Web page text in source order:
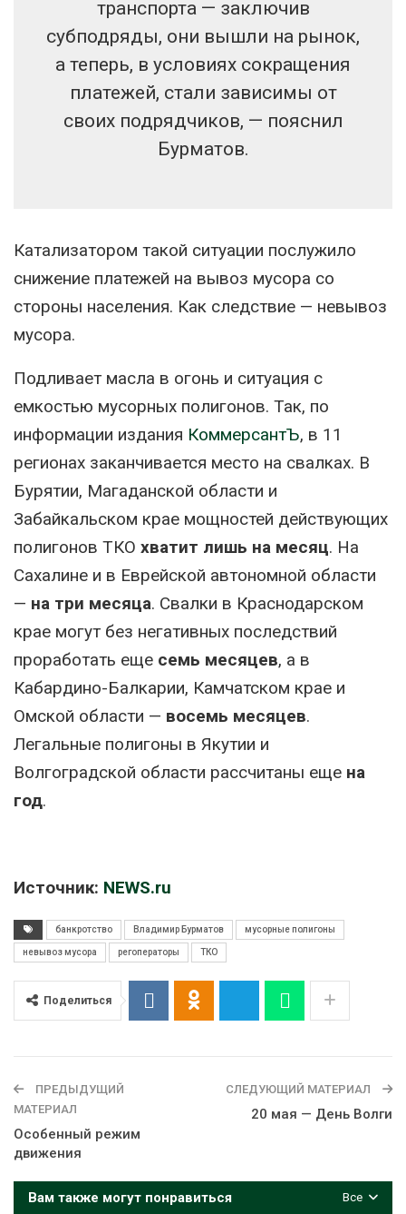
транспорта — заключив
субподряды, они вышли на рынок,
а теперь, в условиях сокращения
платежей, стали зависимы от
своих подрядчиков, — пояснил
Бурматов.
Катализатором такой ситуации послужило
снижение платежей на вывоз мусора со
стороны населения. Как следствие — невывоз
мусора.
Подливает масла в огонь и ситуация с
емкостью мусорных полигонов. Так, по
информации издания КоммерсантЪ, в 11
регионах заканчивается место на свалках. В
Бурятии, Магаданской области и
Забайкальском крае мощностей действующих
полигонов ТКО хватит лишь на месяц. На
Сахалине и в Еврейской автономной области
— на три месяца. Свалки в Краснодарском
крае могут без негативных последствий
проработать еще семь месяцев, а в
Кабардино-Балкарии, Камчатском крае и
Омской области — восемь месяцев.
Легальные полигоны в Якутии и
Волгоградской области рассчитаны еще на
год.
Источник: NEWS.ru
банкротство Владимир Бурматов мусорные полигоны
невывоз мусора регоператоры ТКО
Поделиться
ПРЕДЫДУЩИЙ
МАТЕРИАЛ
Особенный режим
движения
СЛЕДУЮЩИЙ МАТЕРИАЛ
20 мая — День Волги
Все
Вам также могут понравиться